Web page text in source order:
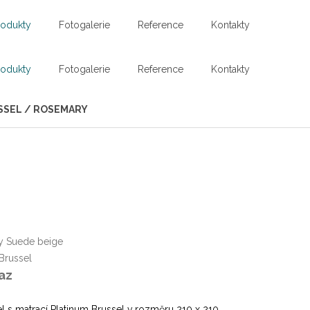
Fotogalerie Reference Kontakty
Fotogalerie Reference Kontakty
/ ROSEMARY
Suede beige